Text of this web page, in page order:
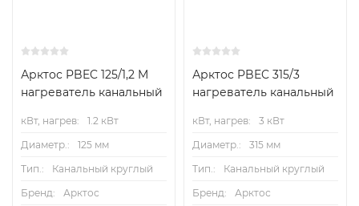
Арктос PBEC 125/1,2 M
нагреватель канальный
кВт, нагрев:
1.2 кВт
Диаметр.:
125 мм
Тип.:
Канальный круглый
Бренд:
Арктос
Арктос PBEC 315/3
нагреватель канальный
кВт, нагрев:
3 кВт
Диаметр.:
315 мм
Тип.:
Канальный круглый
Бренд:
Арктос